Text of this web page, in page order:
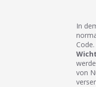
In
Code.
von